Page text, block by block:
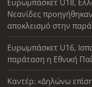
Ευρωμπάσκετ U18,
Νεανίδες
αποκλεισμό στην
Ευρωμπάσκετ U16,
παράταση η Εθνική
Καντέρ: «Δηλώνω